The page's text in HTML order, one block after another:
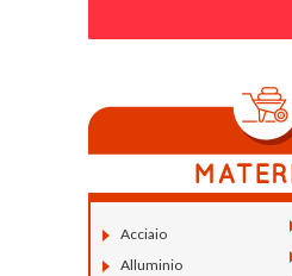
Acciaio
Alluminio